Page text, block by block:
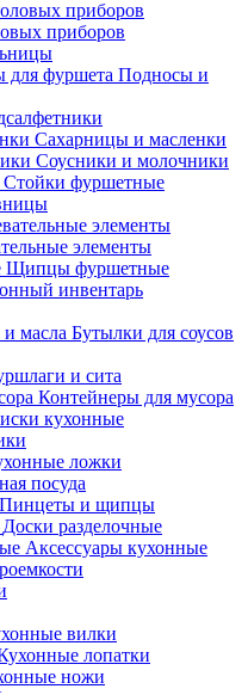
приборов
Подносы и
Сахарницы и масленки
Соусники и молочники
Стойки фуршетные
элементы
Щипцы фуршетные
инвентарь
Бутылки для соусов
и сита
Контейнеры для мусора
кухонные
ложки
посуда
Пинцеты и щипцы
Доски разделочные
Аксессуары кухонные
вилки
лопатки
ножи